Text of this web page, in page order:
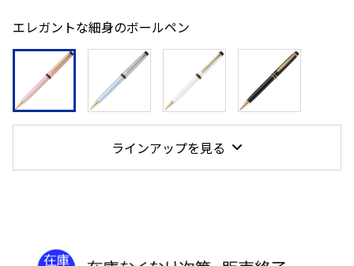
エレガントな細身のボールペン
ラインアップを見る